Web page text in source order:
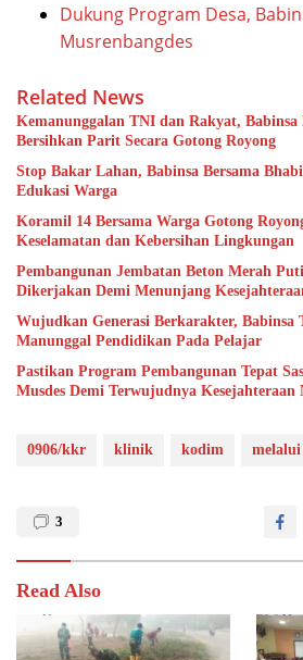
Dukung Program Desa,
Musrenbangdes
Related News
Kemanunggalan TNI dan Rakyat, Babinsa
Bersihkan Parit Secara Gotong Royong
Stop Bakar Lahan, Babinsa Bersama
Edukasi Warga
Koramil 14 Bersama Warga Gotong
Keselamatan dan Kebersihan Lingkungan
Pembangunan Jembatan Beton Merah
Dikerjakan Demi Menunjang
Wujudkan Generasi Berkarakter, Babinsa
Manunggal Pendidikan Pada Pelajar
Pastikan Program Pembangunan Tepat
Musdes Demi Terwujudnya Kesejahteraan
0906/kkr klinik kodim melalui
3
Read Also